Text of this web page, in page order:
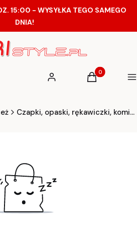
15:00 - WYSYŁKA TEGO SAMEGO
DNIA!
Zaloguj się Produkty w
Koszyk
Czapki, opaski, rękawiczki, kominy, kominiarki